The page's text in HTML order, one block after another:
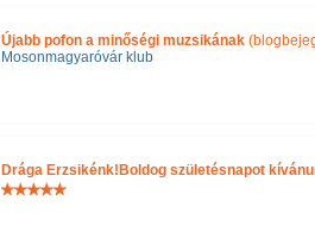
Újabb pofon a minőségi muzsikának
Mosonmagyaróvár klub
Drága Erzsikénk!Boldog születésnapot